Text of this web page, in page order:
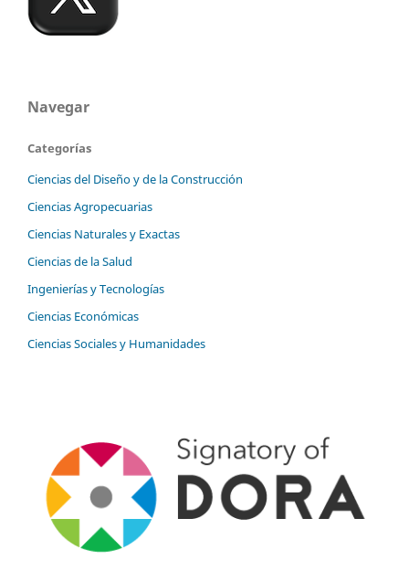
Navegar
Categorías
Ciencias del Diseño y de la Construcción
Ciencias Agropecuarias
Ciencias Naturales y Exactas
Ciencias de la Salud
Ingenierías y Tecnologías
Ciencias Económicas
Ciencias Sociales y Humanidades